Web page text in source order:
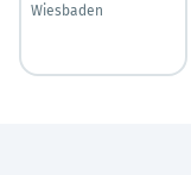
Wiesbaden